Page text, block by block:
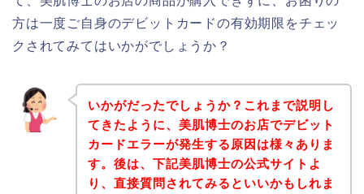
方は一度ご自身のデビットカードの有効期限をチェッ
クされてみてはいかがでしょうか？
いかがだったでしょうか？これまで説明し
てきたように、美肌博士のお店でデビット
カードエラーが発生する原因は様々ありま
す。後は、下記美肌博士の公式サイトよ
り、直接質問されてみるといいかもしれま